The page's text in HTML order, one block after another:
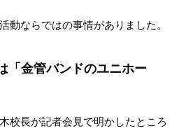
動ならではの事情がありました。
「金管バンドのユニホー
校長が記者会見で明かしたところ